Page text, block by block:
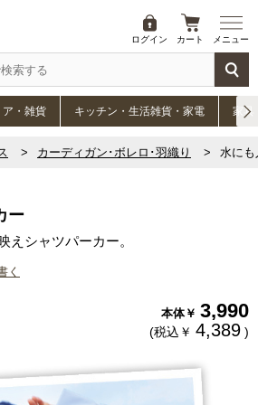
ログイン カート メニュー
ア・雑貨 キッチン・生活雑貨・家電 家具
カーディガン･ボレロ･羽織り 水に
ー
えシャツパーカー。
く
本体￥ 3,990
(税込￥ 4,389 )